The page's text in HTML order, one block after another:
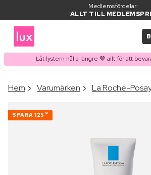
Medlemsfördelar:
ALLT TILL
Låt lystern hålla längre 🤎 allt för att
PRODUKT I
Ofta köpt
Hem Varumärken La Roche-
SPARA 125 00